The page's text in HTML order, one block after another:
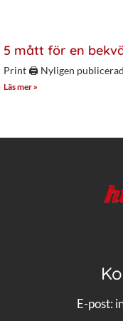
5 mått för en
Print 🖨 Nyligen
Läs mer »
E-post: